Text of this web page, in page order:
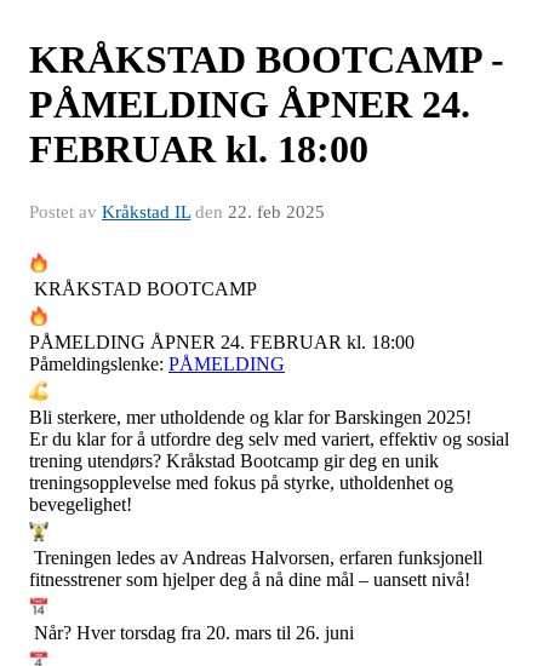
KRÅKSTAD BOOTCAMP -
PÅMELDING ÅPNER 24.
FEBRUAR kl. 18:00
Postet av Kråkstad ILden 22. feb 2025
KRÅKSTAD BOOTCAMP
PÅMELDING ÅPNER 24. FEBRUAR kl. 18:00
Påmeldingslenke: PÅMELDING
Bli sterkere, mer utholdende og klar for Barskingen 2025!
Er du klar for å utfordre deg selv med variert, effektiv og sosial
trening utendørs? Kråkstad Bootcamp gir deg en unik
treningsopplevelse med fokus på styrke, utholdenhet og
bevegelighet!
Treningen ledes av Andreas Halvorsen, erfaren funksjonell
fitnesstrener som hjelper deg å nå dine mål – uansett nivå!
Når? Hver torsdag fra 20. mars til 26. juni